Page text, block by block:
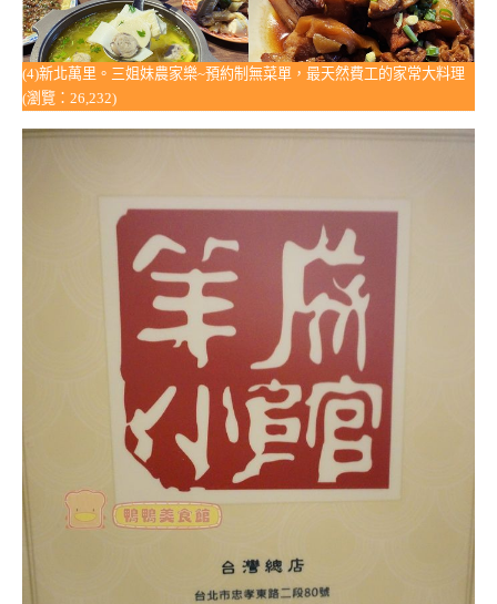
(4)新北萬里。三姐妹農家樂~預約制無菜單，最天然費工的家常大料理
(瀏覽：26,232)